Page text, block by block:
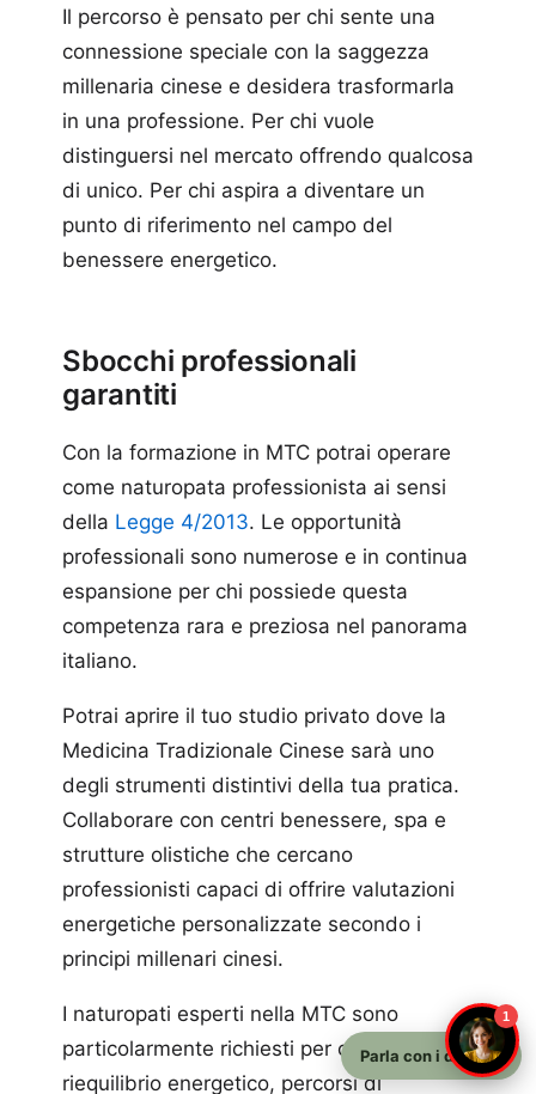
Il percorso è pensato per chi sente una
connessione speciale con la saggezza
millenaria cinese e desidera trasformarla
in una professione. Per chi vuole
distinguersi nel mercato offrendo qualcosa
di unico. Per chi aspira a diventare un
punto di riferimento nel campo del
benessere energetico.
Sbocchi professionali
garantiti
Con la formazione in MTC potrai operare
come naturopata professionista ai sensi
della Legge 4/2013. Le opportunità
professionali sono numerose e in continua
espansione per chi possiede questa
competenza rara e preziosa nel panorama
italiano.
Potrai aprire il tuo studio privato dove la
Medicina Tradizionale Cinese sarà uno
degli strumenti distintivi della tua pratica.
Collaborare con centri benessere, spa e
strutture olistiche che cercano
professionisti capaci di offrire valutazioni
energetiche personalizzate secondo i
principi millenari cinesi.
I naturopati esperti nella MTC sono
particolarmente richiesti per consulenze di
riequilibrio energetico, percorsi di
1
Parla con i docenti